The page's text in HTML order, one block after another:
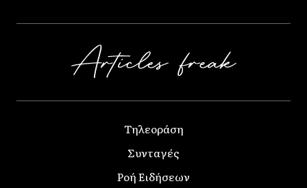
Τηλεοράση
Συνταγές
Ροή Ειδήσεων